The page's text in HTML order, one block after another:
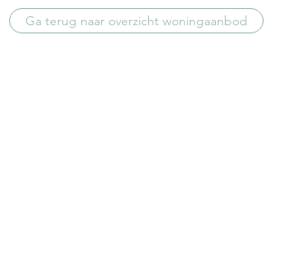
Ga terug naar overzicht woningaanbod